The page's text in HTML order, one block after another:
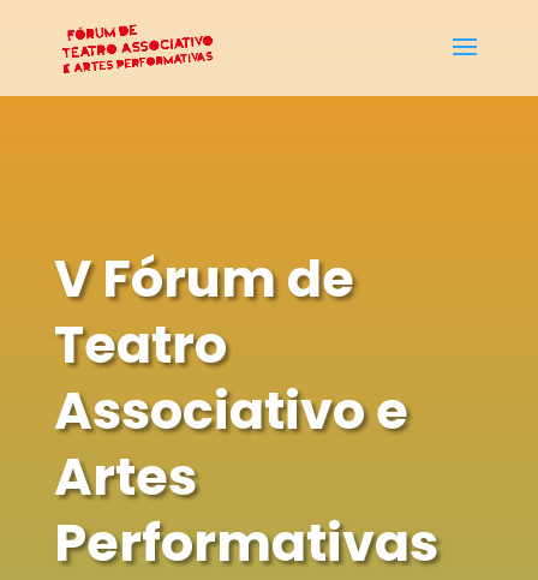
V Fórum de
Teatro
Associativo e
Artes
Performativas